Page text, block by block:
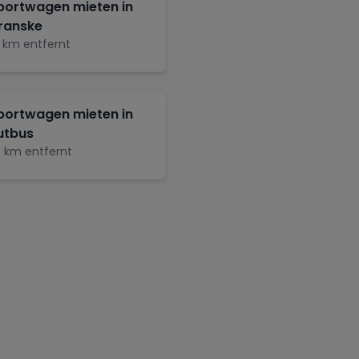
mieten in
km entfernt
mieten in
km entfernt